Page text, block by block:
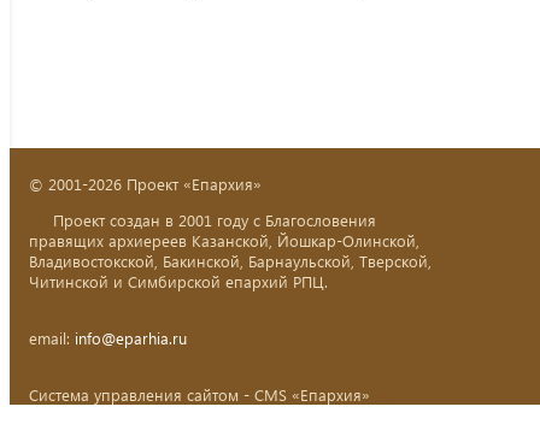
© 2001-2026 Проект «Епархия»
Проект создан в 2001 году с Благословения
правящих архиереев Казанской, Йошкар-Олинской,
Владивостокской, Бакинской, Барнаульской, Тверской,
Читинской и Симбирской епархий РПЦ.
email: info@eparhia.ru
Система управления сайтом - CMS «Епархия»